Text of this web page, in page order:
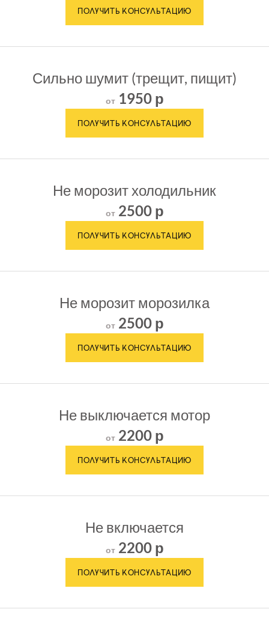
Сильно шумит (трещит, пищит)
от1950 р
Не морозит холодильник
от2500 р
Не морозит морозилка
от2500 р
Не выключается мотор
от2200 р
Не включается
от2200 р